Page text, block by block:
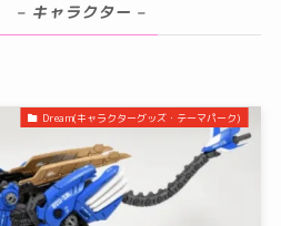
– キャラクター –
Dream(キャラクターグッズ・テーマパーク)